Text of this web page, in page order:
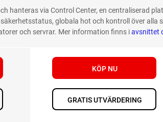
hanteras via Control Center, en centraliserad
globala hot och kontroll över
och servrar. Mer information finns iavsnittet
KÖP NU
GRATIS UTVÄRDERING